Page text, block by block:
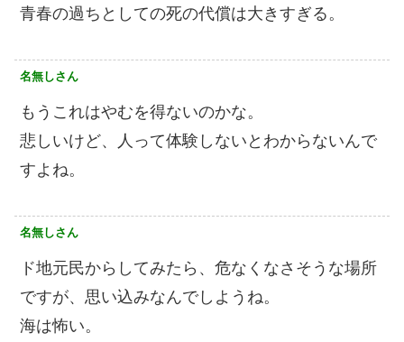
青春の過ちとしての死の代償は大きすぎる。
名無しさん
もうこれはやむを得ないのかな。
悲しいけど、人って体験しないとわからないんで
すよね。
名無しさん
ド地元民からしてみたら、危なくなさそうな場所
ですが、思い込みなんでしようね。
海は怖い。